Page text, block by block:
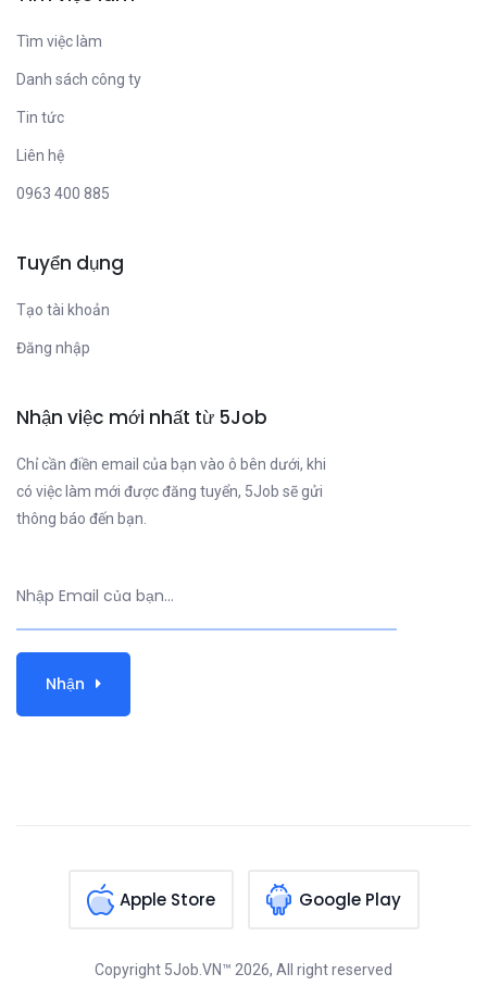
Tìm việc làm
Danh sách công ty
Tin tức
Liên hệ
0963 400 885
Tuyển dụng
Tạo tài khoản
Đăng nhập
Nhận việc mới nhất từ 5Job
Chỉ cần điền email của bạn vào ô bên dưới, khi
có việc làm mới được đăng tuyển, 5Job sẽ gửi
thông báo đến bạn.
Nhận
Apple Store Google Play
Copyright 5Job.VN™ 2026, All right reserved